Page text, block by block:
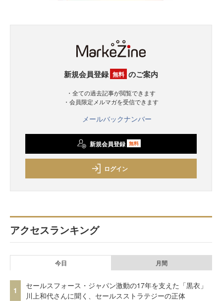
新規会員登録 無料 のご案内
・全ての過去記事が閲覧できます
・会員限定メルマガを受信できます
メールバックナンバー
新規会員登録 無料
ログイン
アクセスランキング
今日 月間
1
セールスフォース・ジャパン激動の17年を支えた「黒衣」
川上和代さんに聞く、セールスストラテジーの正体